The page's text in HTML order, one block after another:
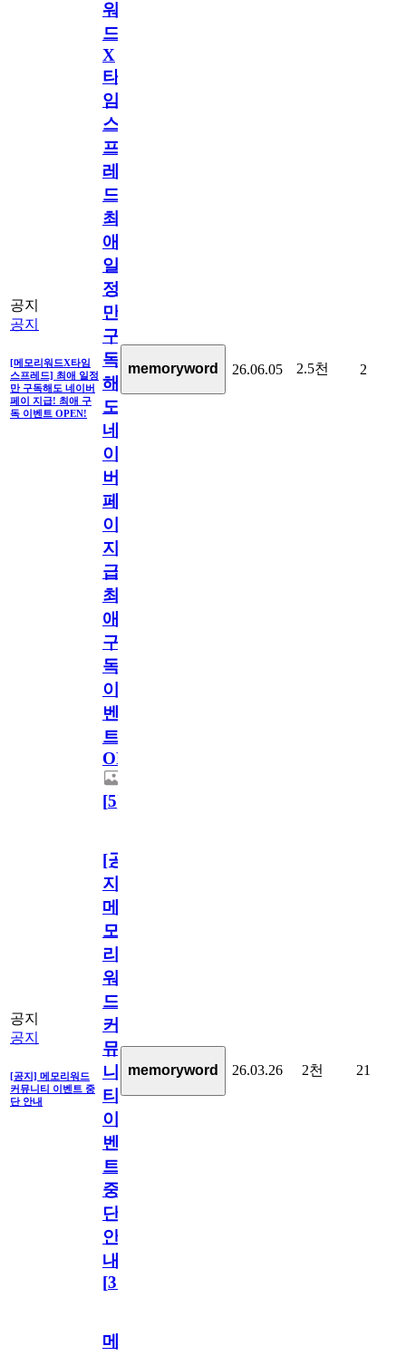
공지
공지
[메모리워드X타임
스프레드] 최애 일정
만 구독해도 네이버
페이 지급! 최애 구
독 이벤트 OPEN!
워
드
X
타
임
스
프
레
드]
최
애
일
정
만
구
독
해
도
네
이
버
페
이
지
급!
최
애
구
독
이
벤
트
OPEN!
[5]
memoryword 26.06.05 2.5천 2
공지
공지
[공지] 메모리워드
커뮤니티 이벤트 중
단 안내
[공
지]
메
모
리
워
드
커
뮤
니
티
이
벤
트
중
단
안
내
[31
memoryword 26.03.26 2천 21
메